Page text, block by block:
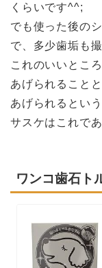
くらいです^^;
でも使った後の
で、多少歯垢も
これのいいとこ
あげられること
あげられるとい
サスケはこれで
ワンコ歯石ト